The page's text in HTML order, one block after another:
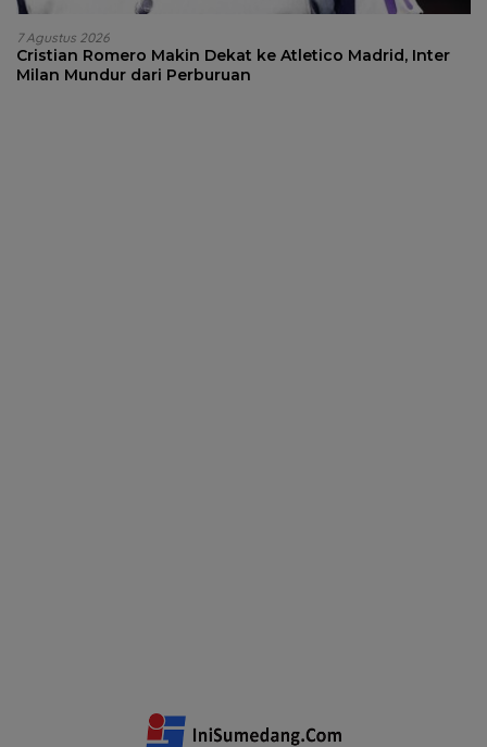
7 Agustus 2026
Cristian Romero Makin Dekat ke Atletico Madrid, Inter
Milan Mundur dari Perburuan